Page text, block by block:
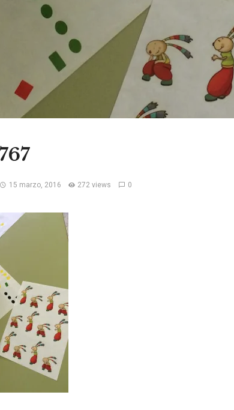
15 marzo, 2016 272 views 0